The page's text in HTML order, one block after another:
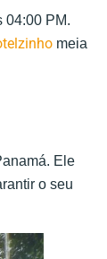
04:00 PM.
meia
Ele
o seu